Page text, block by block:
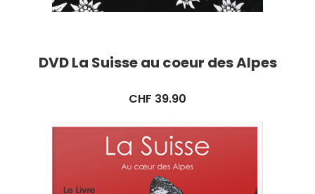
DVD La Suisse au coeur des Alpes
CHF 39.90